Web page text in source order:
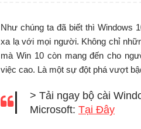
Như chúng ta đã biết thì Windows
xa lạ với mọi người. Không chỉ
mà Win 10 còn mang đến cho
việc cao. Là một sự đột phá vượt
> Tải ngay bộ cài
Microsoft: Tại Đây